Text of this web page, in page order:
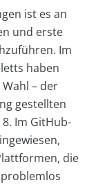
ist es an
und erste
Im
haben
– der
gestellten
Im GitHub-
die